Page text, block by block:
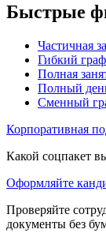
Быстрые
Частичная
Гибкий
Полная
Полный
Сменный
Корпоративная
Какой соцпакет
Оформляйте
Проверяйте
документы без